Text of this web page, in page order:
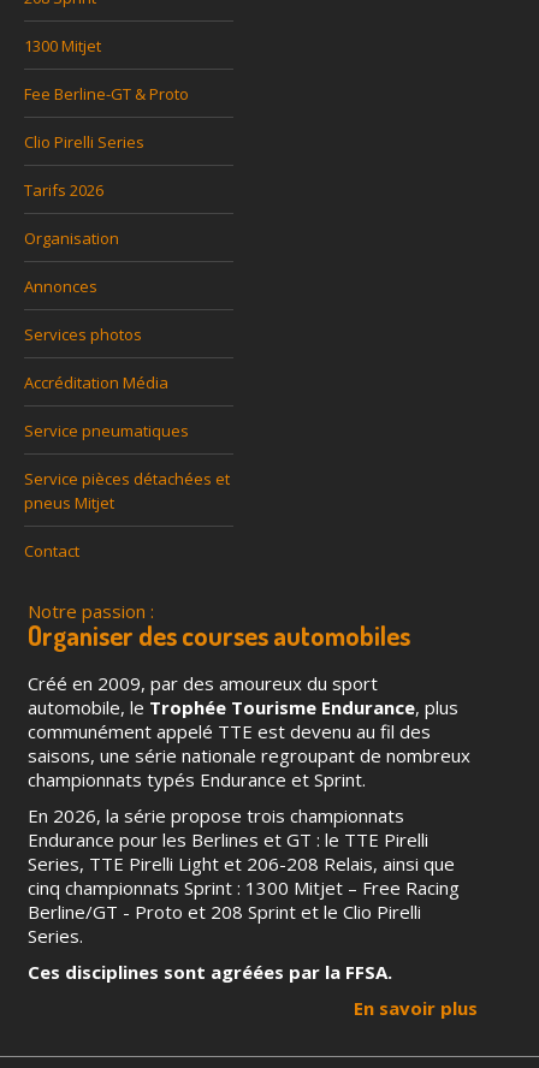
1300 Mitjet
Fee Berline-GT & Proto
Clio Pirelli Series
Tarifs 2026
Organisation
Annonces
Services photos
Accréditation Média
Service pneumatiques
Service pièces détachées et
pneus Mitjet
Contact
Notre passion :
Organiser des courses automobiles
Créé en 2009, par des amoureux du sport
automobile, le Trophée Tourisme Endurance, plus
communément appelé TTE est devenu au fil des
saisons, une série nationale regroupant de nombreux
championnats typés Endurance et Sprint.
En 2026, la série propose trois championnats
Endurance pour les Berlines et GT : le TTE Pirelli
Series, TTE Pirelli Light et 206-208 Relais, ainsi que
cinq championnats Sprint : 1300 Mitjet – Free Racing
Berline/GT - Proto et 208 Sprint et le Clio Pirelli
Series.
Ces disciplines sont agréées par la FFSA.
En savoir plus